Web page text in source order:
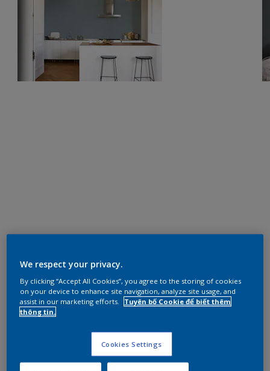
We respect your privacy.
By clicking “Accept All Cookies”, you agree to the storing of cookies
on your device to enhance site navigation, analyze site usage, and
assist in our marketing efforts.
Tuyên bố Cookie để biết thêm
thông tin.
Cookies Settings